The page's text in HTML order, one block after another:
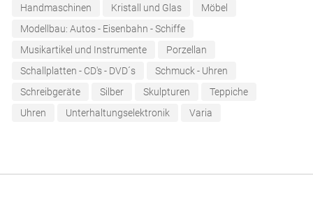
Handmaschinen
Kristall und Glas
Möbel
Modellbau: Autos - Eisenbahn - Schiffe
Musikartikel und Instrumente
Porzellan
Schallplatten - CD's - DVD´s
Schmuck - Uhren
Schreibgeräte
Silber Skulpturen
Teppiche
Uhren
Unterhaltungselektronik Varia